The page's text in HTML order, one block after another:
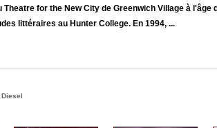
for the New City de Greenwich Village à l'âge
littéraires au Hunter College. En 1994, ...